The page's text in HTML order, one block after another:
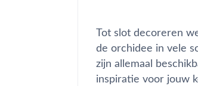
Tot slot decoreren
de orchidee in vele
zijn allemaal
inspiratie voor jouw